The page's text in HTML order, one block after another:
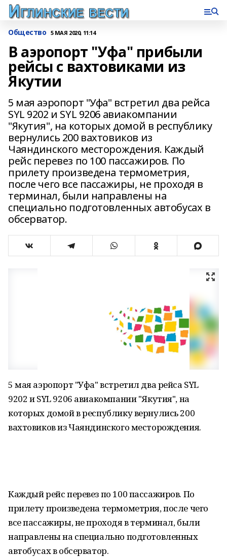
Общество 5 МАЯ 2020, 11:14
В аэропорт "Уфа" прибыли
рейсы с вахтовиками из
Якутии
5 мая аэропорт "Уфа" встретил два рейса
SYL 9202 и SYL 9206 авиакомпании
"Якутия", на которых домой в республику
вернулись 200 вахтовиков из
Чаяндинского месторождения. Каждый
рейс перевез по 100 пассажиров. По
прилету произведена термометрия,
после чего все пассажиры, не проходя в
терминал, были направлены на
специально подготовленных автобусах в
обсерватор.
5 мая аэропорт "Уфа" встретил два рейса SYL
9202 и SYL 9206 авиакомпании "Якутия", на
которых домой в республику вернулись 200
вахтовиков из Чаяндинского месторождения.
Каждый рейс перевез по 100 пассажиров. По
прилету произведена термометрия, после чего
все пассажиры, не проходя в терминал, были
направлены на специально подготовленных
автобусах в обсерватор.